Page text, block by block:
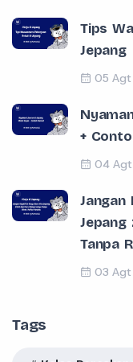
Tips
Jepang
05
+
04
Jangan
Jepang
Tanpa
03 Agt
Tags